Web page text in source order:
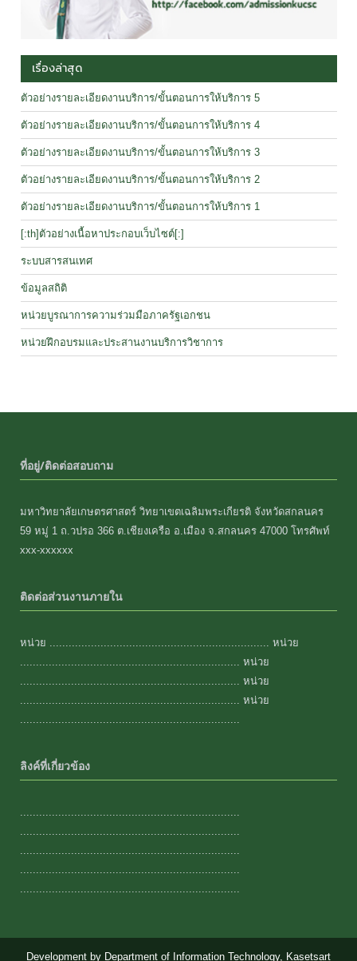
เรื่องล่าสุด
ตัวอย่างรายละเอียดงานบริการ/ขั้นตอนการให้บริการ 5
ตัวอย่างรายละเอียดงานบริการ/ขั้นตอนการให้บริการ 4
ตัวอย่างรายละเอียดงานบริการ/ขั้นตอนการให้บริการ 3
ตัวอย่างรายละเอียดงานบริการ/ขั้นตอนการให้บริการ 2
ตัวอย่างรายละเอียดงานบริการ/ขั้นตอนการให้บริการ 1
[:th]ตัวอย่างเนื้อหาประกอบเว็บไซต์[:]
ระบบสารสนเทศ
ข้อมูลสถิติ
หน่วยบูรณาการความร่วมมือภาครัฐเอกชน
หน่วยฝึกอบรมและประสานงานบริการวิชาการ
ที่อยู่/ติดต่อสอบถาม
มหาวิทยาลัยเกษตรศาสตร์ วิทยาเขตเฉลิมพระเกียรติ จังหวัดสกลนคร
59 หมู่ 1 ถ.วปรอ 366 ต.เชียงเครือ อ.เมือง จ.สกลนคร 47000 โทรศัพท์
xxx-xxxxxx
ติดต่อส่วนงานภายใน
หน่วย ..................................................................... หน่วย
..................................................................... หน่วย
..................................................................... หน่วย
..................................................................... หน่วย
.....................................................................
ลิงค์ที่เกี่ยวข้อง
.....................................................................
.....................................................................
.....................................................................
.....................................................................
.....................................................................
Development by Department of Information Technology, Kasetsart